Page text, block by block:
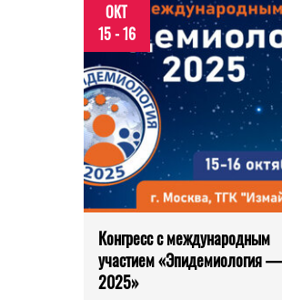
ОКТ
15 - 16
Конгресс с международным
участием «Эпидемиология —
2025»